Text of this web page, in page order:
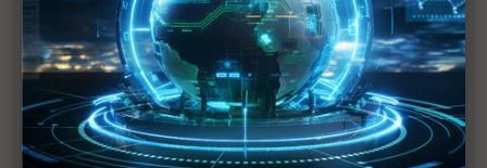
（AI EXPO）吳恩達：開源模型彰顯影響力 限制並
非好方法
第四屆AI EXPO登場 台美專家齊聚、解析台灣AI發
展關鍵